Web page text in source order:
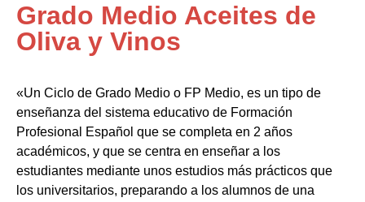
Grado Medio Aceites de
Oliva y Vinos
«Un Ciclo de Grado Medio o FP Medio, es un tipo de
enseñanza del sistema educativo de Formación
Profesional Español que se completa en 2 años
académicos, y que se centra en enseñar a los
estudiantes mediante unos estudios más prácticos que
los universitarios, preparando a los alumnos de una